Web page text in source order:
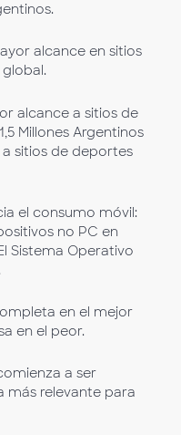
alcance en sitios
global.
alcance a sitios de
Millones Argentinos
sitios de deportes
el consumo móvil:
no PC en
Sistema Operativo
en el mejor
en el peor.
a ser
más relevante para